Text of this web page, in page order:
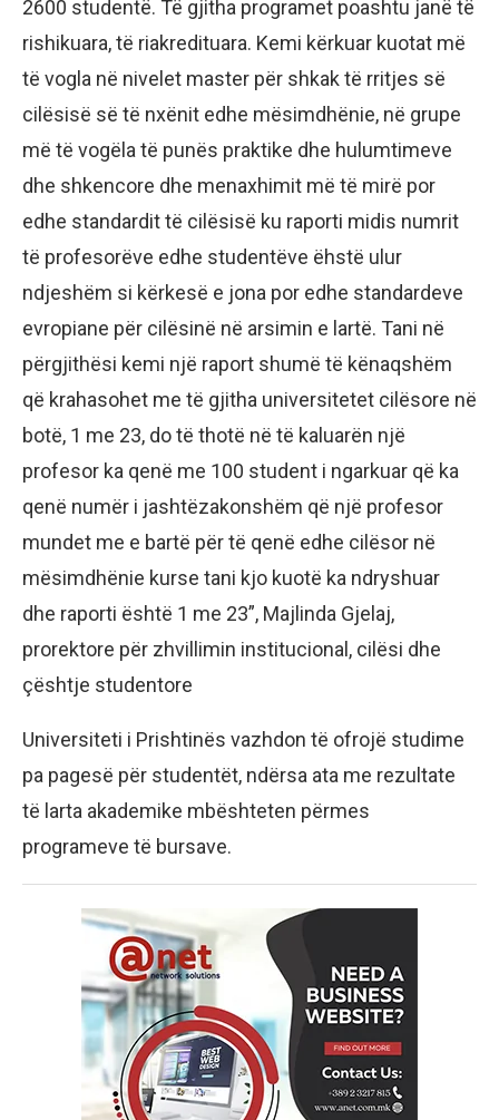
2600 studentë. Të gjitha programet poashtu janë të
rishikuara, të riakredituara. Kemi kërkuar kuotat më
të vogla në nivelet master për shkak të rritjes së
cilësisë së të nxënit edhe mësimdhënie, në grupe
më të vogëla të punës praktike dhe hulumtimeve
dhe shkencore dhe menaxhimit më të mirë por
edhe standardit të cilësisë ku raporti midis numrit
të profesorëve edhe studentëve ëhstë ulur
ndjeshëm si kërkesë e jona por edhe standardeve
evropiane për cilësinë në arsimin e lartë. Tani në
përgjithësi kemi një raport shumë të kënaqshëm
që krahasohet me të gjitha universitetet cilësore në
botë, 1 me 23, do të thotë në të kaluarën një
profesor ka qenë me 100 student i ngarkuar që ka
qenë numër i jashtëzakonshëm që një profesor
mundet me e bartë për të qenë edhe cilësor në
mësimdhënie kurse tani kjo kuotë ka ndryshuar
dhe raporti është 1 me 23”, Majlinda Gjelaj,
prorektore për zhvillimin institucional, cilësi dhe
çështje studentore
Universiteti i Prishtinës vazhdon të ofrojë studime
pa pagesë për studentët, ndërsa ata me rezultate
të larta akademike mbështeten përmes
programeve të bursave.